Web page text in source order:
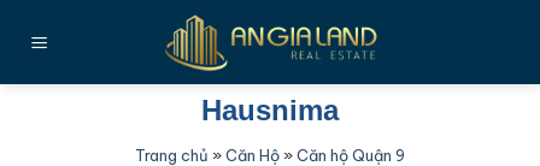
qua
Hausnima
Trang chủ »Căn Hộ»Căn hộ Quận 9